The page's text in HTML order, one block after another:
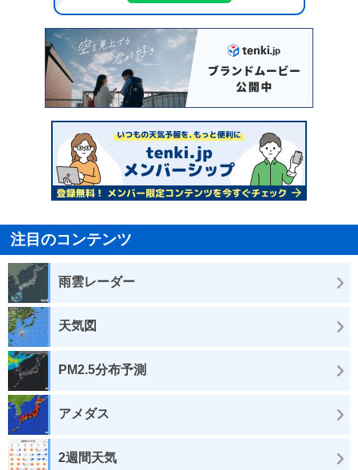
注目のコンテンツ
雨雲レーダー
天気図
PM2.5分布予測
アメダス
2週間天気